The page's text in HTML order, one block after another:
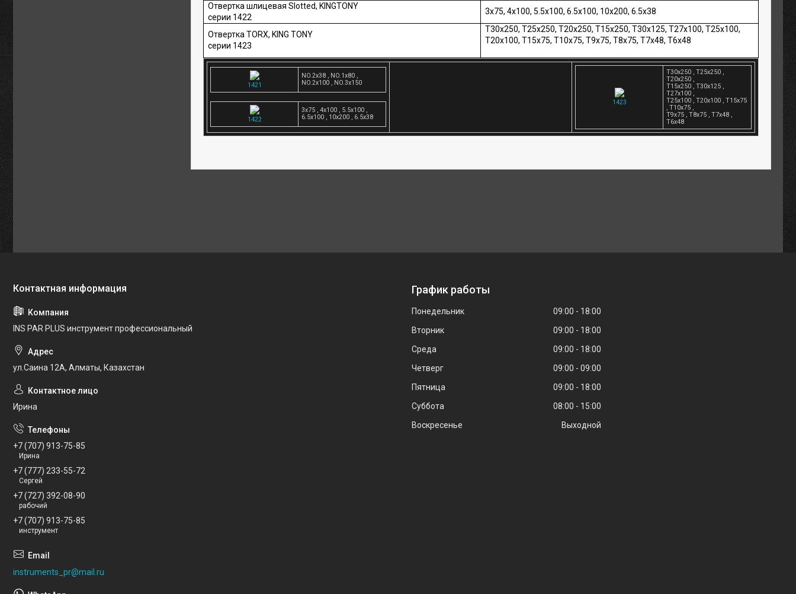
Отвертка шлицевая Slotted, KINGTONY
серии 1422
3x75, 4x100, 5.5x100, 6.5x100, 10x200, 6.5x38
Отвертка TORX, KING TONY
серии 1423
T30x250, T25x250, T20x250, T15x250, T30x125, T27x100, T25x100,
T20x100, T15x75, T10x75, T9x75, T8x75, T7x48, T6x48
1421
NO.2x38 , NO.1x80 ,
NO.2x100 , NO.3x150
1422
3x75 , 4x100 , 5.5x100 ,
6.5x100 , 10x200 , 6.5x38
1423
T30x250 , T25x250 ,
T20x250 ,
T15x250 , T30x125 ,
T27x100 ,
T25x100 , T20x100 , T15x75
, T10x75 ,
T9x75 , T8x75 , T7x48 ,
T6x48
INS PAR PLUS инструмент профессиональный
ул.Саина 12А, Алматы, Казахстан
Ирина
+7 (707) 913-75-85
Ирина
+7 (777) 233-55-72
Сергей
+7 (727) 392-08-90
рабочий
+7 (707) 913-75-85
инструмент
instruments_pr@mail.ru
График работы
Понедельник 09:00
18:00
Вторник
09:00
18:00
Среда
09:00
18:00
Четверг
09:00
09:00
Пятница
09:00
18:00
Суббота
08:00
15:00
Воскресенье
Выходной